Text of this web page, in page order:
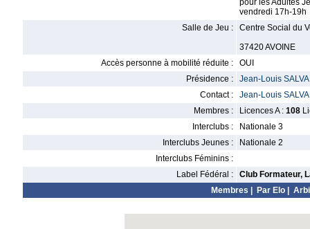
pour les Adultes
vendredi 17h-19h
Salle de Jeu :
Centre Social du
37420 AVOINE
Accès personne à mobilité réduite :
OUI
Présidence :
Jean-Louis
Contact :
Jean-Louis
Membres :
Licences A : 108
Interclubs :
Nationale 3
Interclubs Jeunes :
Nationale 2
Interclubs Féminins :
Label Fédéral :
Club Formateur,
Membres
Par Elo